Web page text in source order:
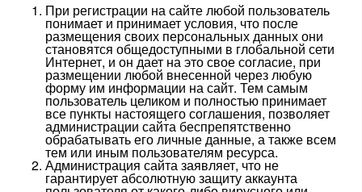
При регистрации на сайте любой пользователь
понимает и принимает условия, что после
размещения своих персональных данных они
становятся общедоступными в глобальной сети
Интернет, и он дает на это свое согласие, при
размещении любой внесенной через любую
форму им информации на сайт. Тем самым
пользователь целиком и полностью принимает
все пункты настоящего соглашения, позволяет
администрации сайта беспрепятственно
обрабатывать его личные данные, а также всем
тем или иным пользователям ресурса.
Администрация сайта заявляет, что не
гарантирует абсолютную защиту аккаунта